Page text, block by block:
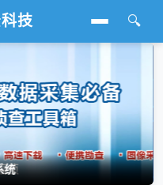
技 🔍
侦
统